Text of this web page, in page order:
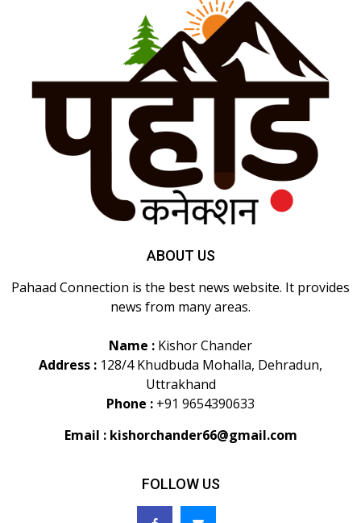
ABOUT US
Pahaad Connection is the best news website. It provides
news from many areas.
Name : Kishor Chander
Address : 128/4 Khudbuda Mohalla, Dehradun,
Uttrakhand
Phone : +91 9654390633
Email : kishorchander66@gmail.com
FOLLOW US